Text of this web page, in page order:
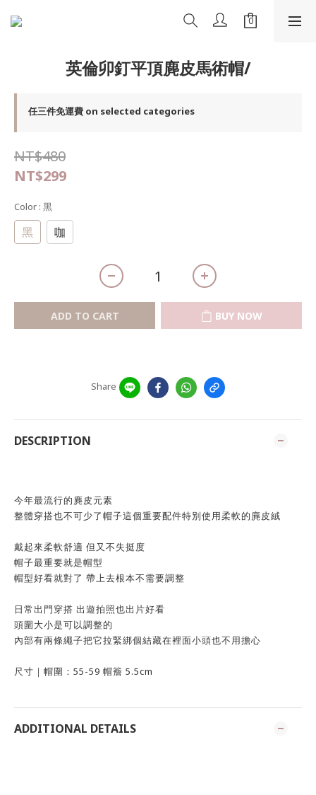
英倫卯釘平頂麂皮馬術帽/
任三件免運費 on selected categories
NT$480
NT$299
Color : 黑
黑 咖
ADD TO CART BUY NOW
Share
DESCRIPTION
今年最流行的麂皮元素
整體穿搭也不可少了帽子這個重要配件特別使用柔軟的麂皮絨
戴起來柔軟舒適 但又不失挺度
帽子最重要就是帽型
帽型好看就對了 帶上去根本不需要調整
日常出門穿搭 出遊拍照也出片好看
頭圍大小是可以調整的
內部有兩條繩子把它拉緊綁個結藏在裡面小頭也不用擔心
尺寸｜帽圍：55-59 帽簷 5.5cm
ADDITIONAL DETAILS